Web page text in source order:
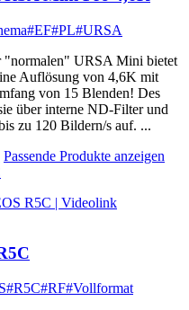
#EF#PL#URSA
"normalen" URSA Mini bietet
Auflösung von 4,6K mit
von 15 Blenden! Des
über interne ND-Filter und
zu 120 Bildern/s auf. ...
Passende Produkte anzeigen
#R5C#RF#Vollformat